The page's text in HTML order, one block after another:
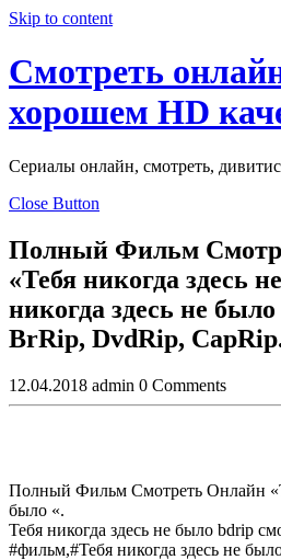
Skip to content
Смотреть
хорошем HD
Сериалы онлайн, смотреть,
Close Button
Полный Фильм
«Тебя никогда здесь
никогда здесь не
BrRip, DvdRip,
12.04.2018 admin 0 Comments
Полный Фильм Смотреть Онлайн
было «.
Тебя никогда здесь не было bdrip
#фильм,#Тебя никогда здесь не